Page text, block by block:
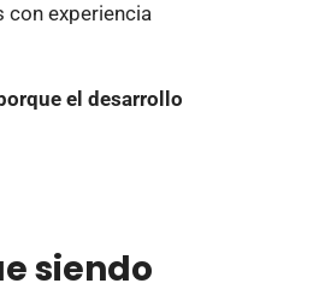
con experiencia
el desarrollo
siendo